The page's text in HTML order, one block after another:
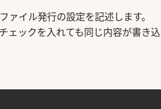
ァイル発行の設定を記述します。
ェックを入れても同じ内容が書き込